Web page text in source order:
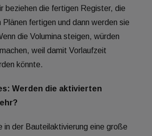
beziehen die fertigen Register, die
Plänen fertigen und dann werden sie
die Volumina steigen, würden
weil damit Vorlaufzeit
könnte.
Werden die aktivierten
in der Bauteilaktivierung eine große